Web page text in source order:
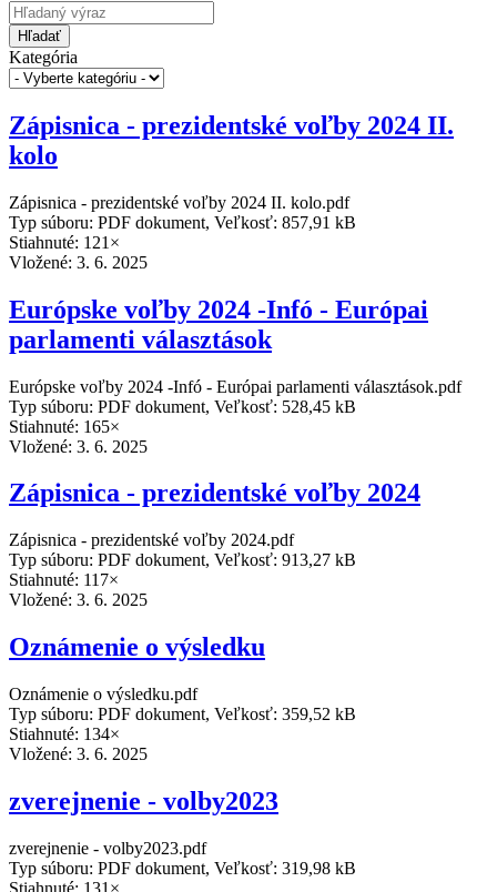
Hľadať
Kategória
Zápisnica - prezidentské voľby 2024 II.
kolo
Zápisnica - prezidentské voľby 2024 II. kolo.pdf
Typ súboru: PDF dokument, Veľkosť: 857,91 kB
Stiahnuté: 121×
Vložené: 3. 6. 2025
Európske voľby 2024 -Infó - Európai
parlamenti választások
Európske voľby 2024 -Infó - Európai parlamenti választások.pdf
Typ súboru: PDF dokument, Veľkosť: 528,45 kB
Stiahnuté: 165×
Vložené: 3. 6. 2025
Zápisnica - prezidentské voľby 2024
Zápisnica - prezidentské voľby 2024.pdf
Typ súboru: PDF dokument, Veľkosť: 913,27 kB
Stiahnuté: 117×
Vložené: 3. 6. 2025
Oznámenie o výsledku
Oznámenie o výsledku.pdf
Typ súboru: PDF dokument, Veľkosť: 359,52 kB
Stiahnuté: 134×
Vložené: 3. 6. 2025
zverejnenie - volby2023
zverejnenie - volby2023.pdf
Typ súboru: PDF dokument, Veľkosť: 319,98 kB
Stiahnuté: 131×